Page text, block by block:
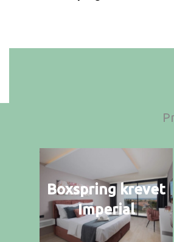
Boxspring krevet
Imperial